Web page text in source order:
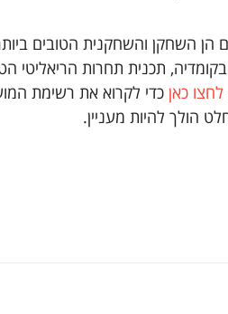
הן השחקן והשחקנית הטובים
תכנית תחרות הריאליטי
לחצו כאן כדי לקרוא את רשימת
הולך להיות מעניין.